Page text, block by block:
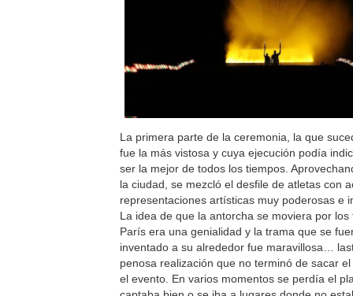
La primera parte de la ceremonia, la que
fue la más vistosa y cuya ejecución podía
ser la mejor de todos los tiempos.
la ciudad, se mezcló el desfile de atletas con
representaciones artísticas muy poderosas e
La idea de que la antorcha se moviera por los
París era una genialidad y la trama que se
inventado a su alrededor fue maravillosa…
penosa realización que no terminó de sacar
el evento. En varios momentos se perdía el